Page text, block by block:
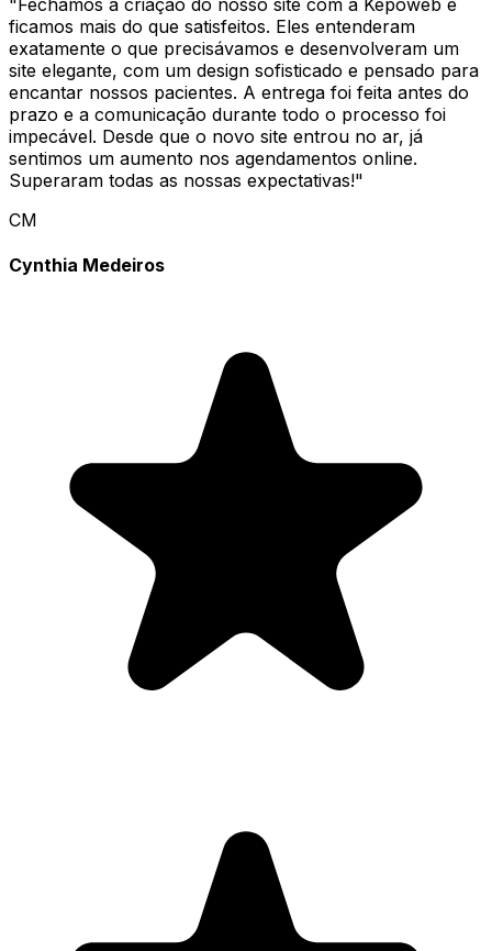
ficamos mais do que satisfeitos. Eles entenderam
exatamente o que precisávamos e desenvolveram um
site elegante, com um design sofisticado e pensado para
encantar nossos pacientes. A entrega foi feita antes do
prazo e a comunicação durante todo o processo foi
impecável. Desde que o novo site entrou no ar, já
sentimos um aumento nos agendamentos online.
Superaram todas as nossas expectativas!"
CM
Cynthia Medeiros